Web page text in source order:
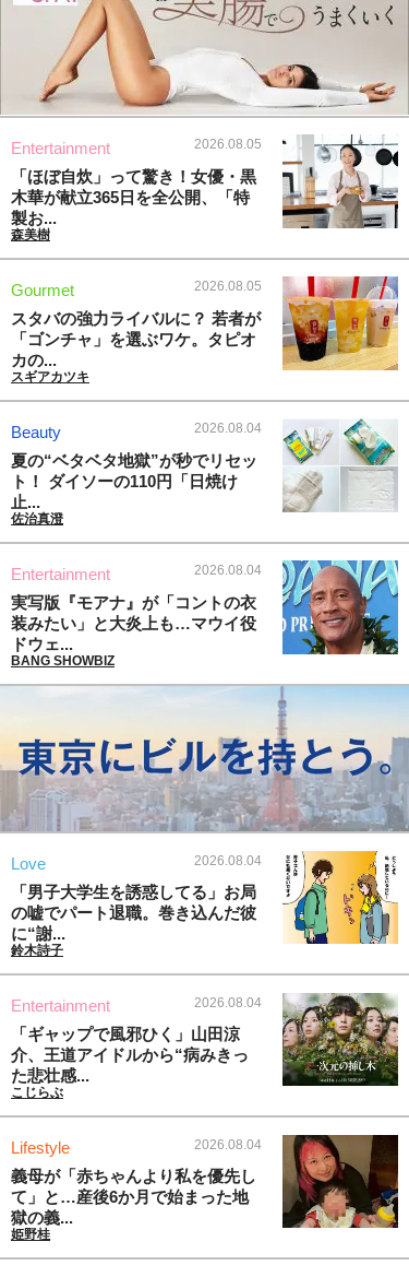
Entertainment 2026.08.05
「ほぼ自炊」って驚き！女優・黒
木華が献立365日を全公開、「特
製お...
森美樹
Gourmet 2026.08.05
スタバの強力ライバルに？ 若者が
「ゴンチャ」を選ぶワケ。タピオ
カの...
スギアカツキ
Beauty 2026.08.04
夏の“ベタベタ地獄”が秒でリセッ
ト！ ダイソーの110円「日焼け
止...
佐治真澄
Entertainment 2026.08.04
実写版『モアナ』が「コントの衣
装みたい」と大炎上も…マウイ役
ドウェ...
BANG SHOWBIZ
Love 2026.08.04
「男子大学生を誘惑してる」お局
の嘘でパート退職。巻き込んだ彼
に“謝...
鈴木詩子
Entertainment 2026.08.04
「ギャップで風邪ひく」山田涼
介、王道アイドルから“病みきっ
た悲壮感...
こじらぶ
Lifestyle 2026.08.04
義母が「赤ちゃんより私を優先し
て」と…産後6か月で始まった地
獄の義...
姫野桂